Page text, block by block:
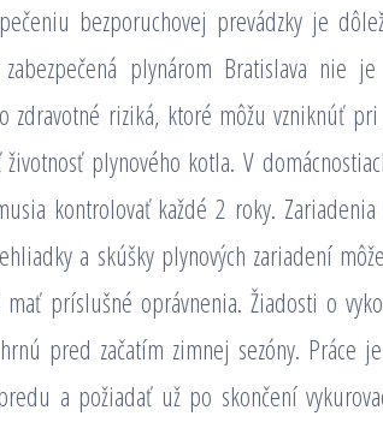
bezporuchovej prevádzky je
plynárom Bratislava nie
zdravotné riziká, ktoré môžu vzniknúť
plynového kotla. V
kontrolovať každé 2 roky.
a skúšky plynových zariadení
príslušné oprávnenia. Žiadosti o
pred začatím zimnej sezóny. Práce
a požiadať už po skončení